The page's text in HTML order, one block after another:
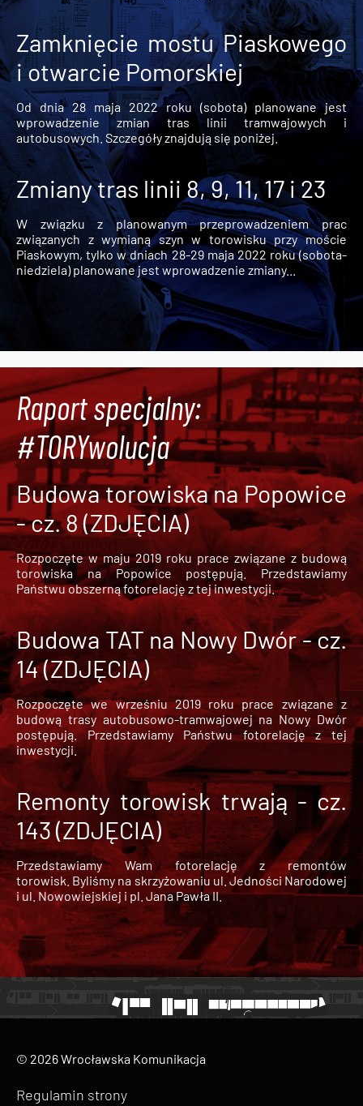
Zamknięcie mostu Piaskowego
i otwarcie Pomorskiej
Od dnia 28 maja 2022 roku (sobota) planowane jest
wprowadzenie zmian tras linii tramwajowych i
autobusowych. Szczegóły znajdują się poniżej.
Zmiany tras linii 8, 9, 11, 17 i 23
W związku z planowanym przeprowadzeniem prac
związanych z wymianą szyn w torowisku przy moście
Piaskowym, tylko w dniach 28-29 maja 2022 roku (sobota-
niedziela) planowane jest wprowadzenie zmiany...
Raport specjalny:
#TORYwolucja
Budowa torowiska na Popowice
- cz. 8 (ZDJĘCIA)
Rozpoczęte w maju 2019 roku prace związane z budową
torowiska na Popowice
postępują. Przedstawiamy
Państwu obszerną fotorelację z tej inwestycji.
Budowa TAT na Nowy Dwór - cz.
14 (ZDJĘCIA)
Rozpoczęte we wrześniu 2019 roku prace związane z
budową trasy autobusowo-tramwajowej na Nowy Dwór
postępują. Przedstawiamy Państwu fotorelację z tej
inwestycji.
Remonty torowisk trwają - cz.
143 (ZDJĘCIA)
Przedstawiamy Wam fotorelację z remontów
torowisk. Byliśmy na skrzyżowaniu ul. Jedności Narodowej
i ul. Nowowiejskiej i pl. Jana Pawła II.
© 2026 Wrocławska Komunikacja
Regulamin strony